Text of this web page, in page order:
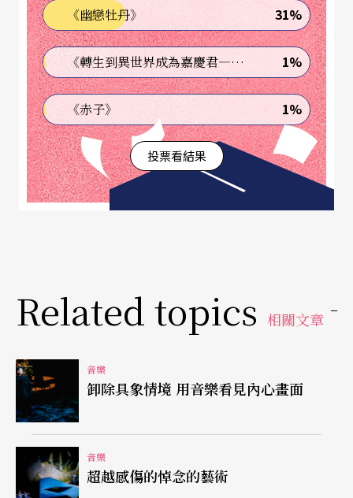
比；華特．芬克的男爵世故勢利，卻不失士紳的穩
重；拉斯．沃特的歐克斯則是自戀自大、自以為是
的輕浮「土」紳。另外，在音域廣度上，原本史特
勞斯給這位男低音寫的就簡直是「不可能的任務」
——能唱低音譜號下加兩線C的男低音通常不大可能
同時能唱上加三間的f；反之亦然。而這次來台灣演
出的兩位就正好是不同典型的男低音，他們各用不
同的方法來巧妙地解決這個難題：芬克展現厚實的
身，將音樂的節奏韻律、語文的吐字用韻與劇中人
物性格精采地融合把玩。
另外，卡洛．威爾森所詮釋元帥夫人的熟女心境，
不論是驚於面對鏡中真實的歲月催人、眷戀於貪歡
情愛或恩威並施的掌控局勢、智慧地轉換分手難堪
為成人之美……都表現了女性觀點特質，細膩、動
人，聲音潤澤通亮。飾蘇菲的喬安娜．蒙加多的偏
《幽戀牡丹》 31%
《轉生到異世界成為嘉慶君—發現我的祖先是詐騙集團!?》 1%
《赤子》 1%
投票看結果
Related topics 相關文章
音樂
卸除具象情境 用音樂看見內心畫面
音樂
超越感傷的悼念的藝術